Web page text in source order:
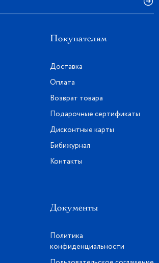
Покупателям
Доставка
Оплата
Возврат товара
Подарочные сертификаты
Дисконтные карты
Бибижурнал
Контакты
Документы
Политика
конфиденциальности